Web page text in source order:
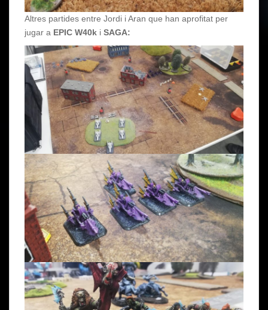
Altres partides entre Jordi i Aran que han aprofitat per
jugar a EPIC W40k i SAGA: